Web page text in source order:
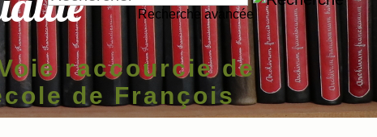
Recherche avancée
raccourcie de
de François